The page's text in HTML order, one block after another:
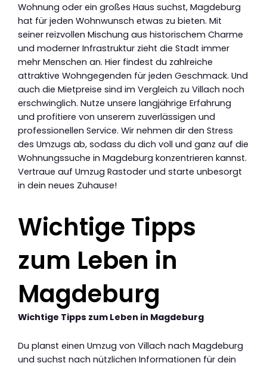
Wohnung oder ein großes Haus suchst, Magdeburg
hat für jeden Wohnwunsch etwas zu bieten. Mit
seiner reizvollen Mischung aus historischem Charme
und moderner Infrastruktur zieht die Stadt immer
mehr Menschen an. Hier findest du zahlreiche
attraktive Wohngegenden für jeden Geschmack. Und
auch die Mietpreise sind im Vergleich zu Villach noch
erschwinglich. Nutze unsere langjährige Erfahrung
und profitiere von unserem zuverlässigen und
professionellen Service. Wir nehmen dir den Stress
des Umzugs ab, sodass du dich voll und ganz auf die
Wohnungssuche in Magdeburg konzentrieren kannst.
Vertraue auf Umzug Rastoder und starte unbesorgt
in dein neues Zuhause!
Wichtige Tipps
zum Leben in
Magdeburg
Wichtige Tipps zum Leben in Magdeburg
Du planst einen Umzug von Villach nach Magdeburg
und suchst nach nützlichen Informationen für dein